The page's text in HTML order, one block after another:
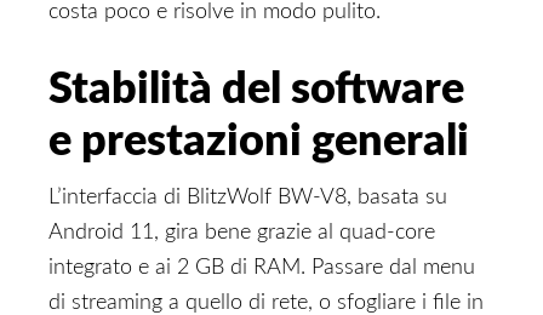
costa poco e risolve in modo pulito.
Stabilità del software
e prestazioni generali
L’interfaccia di BlitzWolf BW-V8, basata su
Android 11, gira bene grazie al quad-core
integrato e ai 2 GB di RAM. Passare dal menu
di streaming a quello di rete, o sfogliare i file in